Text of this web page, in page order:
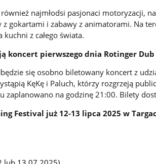
najmłodsi pasjonaci motoryzacji,
gokartami i zabawy z animatorami. Na
z całego świata.
koncert pierwszego dnia Rotinger
się osobno biletowany koncert z
KęKę i Paluch, którzy rozgrzeją
zaplanowano na godzinę 21:00. Bilety
Festival już 12-13 lipca 2025 w